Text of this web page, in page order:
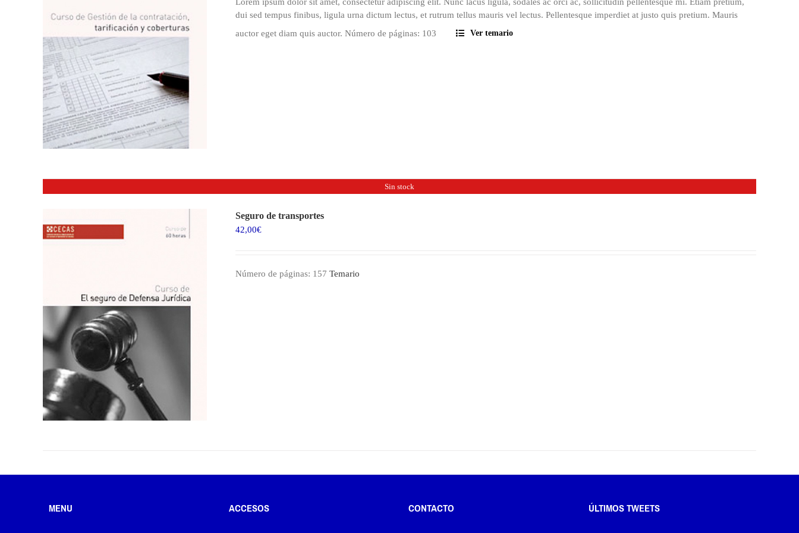
dui sed tempus finibus, ligula urna dictum lectus, et rutrum tellus mauris vel lectus. Pellentesque imperdiet at justo quis pretium. Mauris
auctor eget diam quis auctor. Número de páginas: 103
Ver temario
Sin stock
Seguro de transportes
42,00€
Número de páginas: 157 Temario
MENU ACCESOS CONTACTO ÚLTIMOS TWEETS